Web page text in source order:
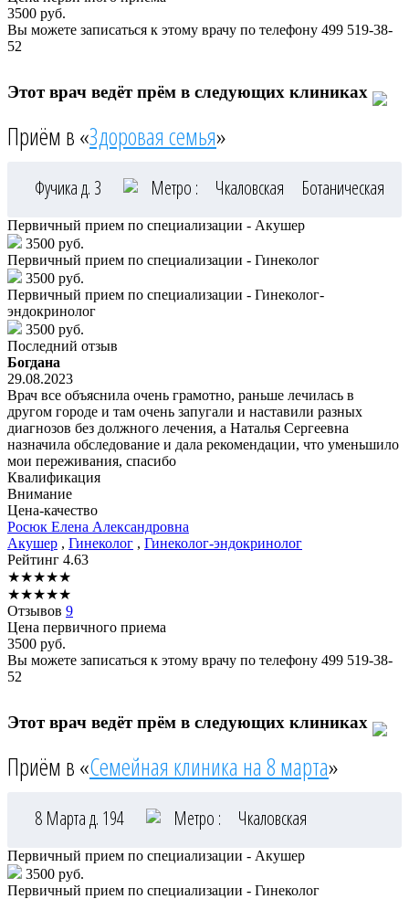
3500 руб.
Вы можете записаться к этому врачу по телефону 499 519-38-
52
Этот врач ведёт прём в следующих клиниках
Приём в «Здоровая семья»
Фучика д. 3 Метро : Чкаловская Ботаническая
Первичный прием по специализации - Акушер
3500 руб.
Первичный прием по специализации - Гинеколог
3500 руб.
Первичный прием по специализации - Гинеколог-
эндокринолог
3500 руб.
Последний отзыв
Богдана
29.08.2023
Врач все объяснила очень грамотно, раньше лечилась в
другом городе и там очень запугали и наставили разных
диагнозов без должного лечения, а Наталья Сергеевна
назначила обследование и дала рекомендации, что уменьшило
мои переживания, спасибо
Квалификация
Внимание
Цена-качество
Росюк Елена Александровна
Акушер , Гинеколог , Гинеколог-эндокринолог
Рейтинг 4.63
★★★★★
★★★★★
Отзывов 9
Цена первичного приема
3500 руб.
Вы можете записаться к этому врачу по телефону 499 519-38-
52
Этот врач ведёт прём в следующих клиниках
Приём в «Семейная клиника на 8 марта»
8 Марта д. 194 Метро : Чкаловская
Первичный прием по специализации - Акушер
3500 руб.
Первичный прием по специализации - Гинеколог